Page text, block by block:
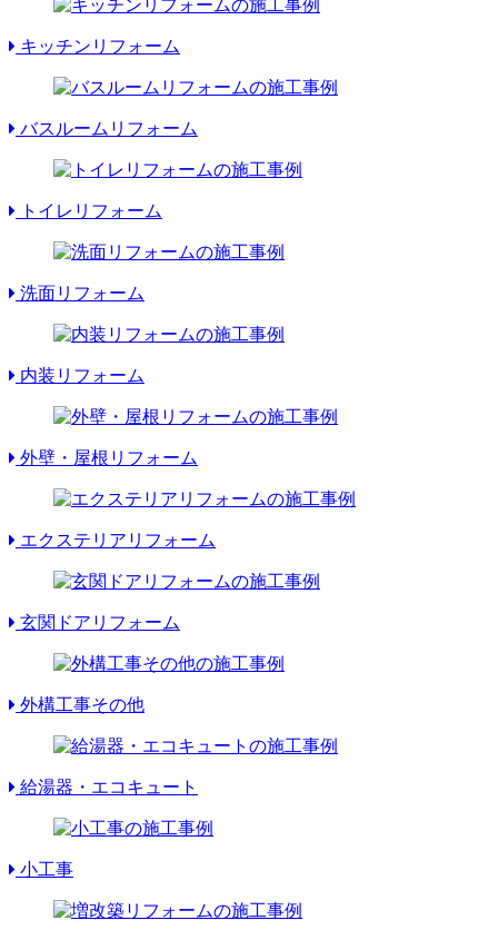
キッチンリフォーム
バスルームリフォーム
トイレリフォーム
洗面リフォーム
内装リフォーム
外壁・屋根リフォーム
エクステリアリフォーム
玄関ドアリフォーム
外構工事その他
給湯器・エコキュート
小工事